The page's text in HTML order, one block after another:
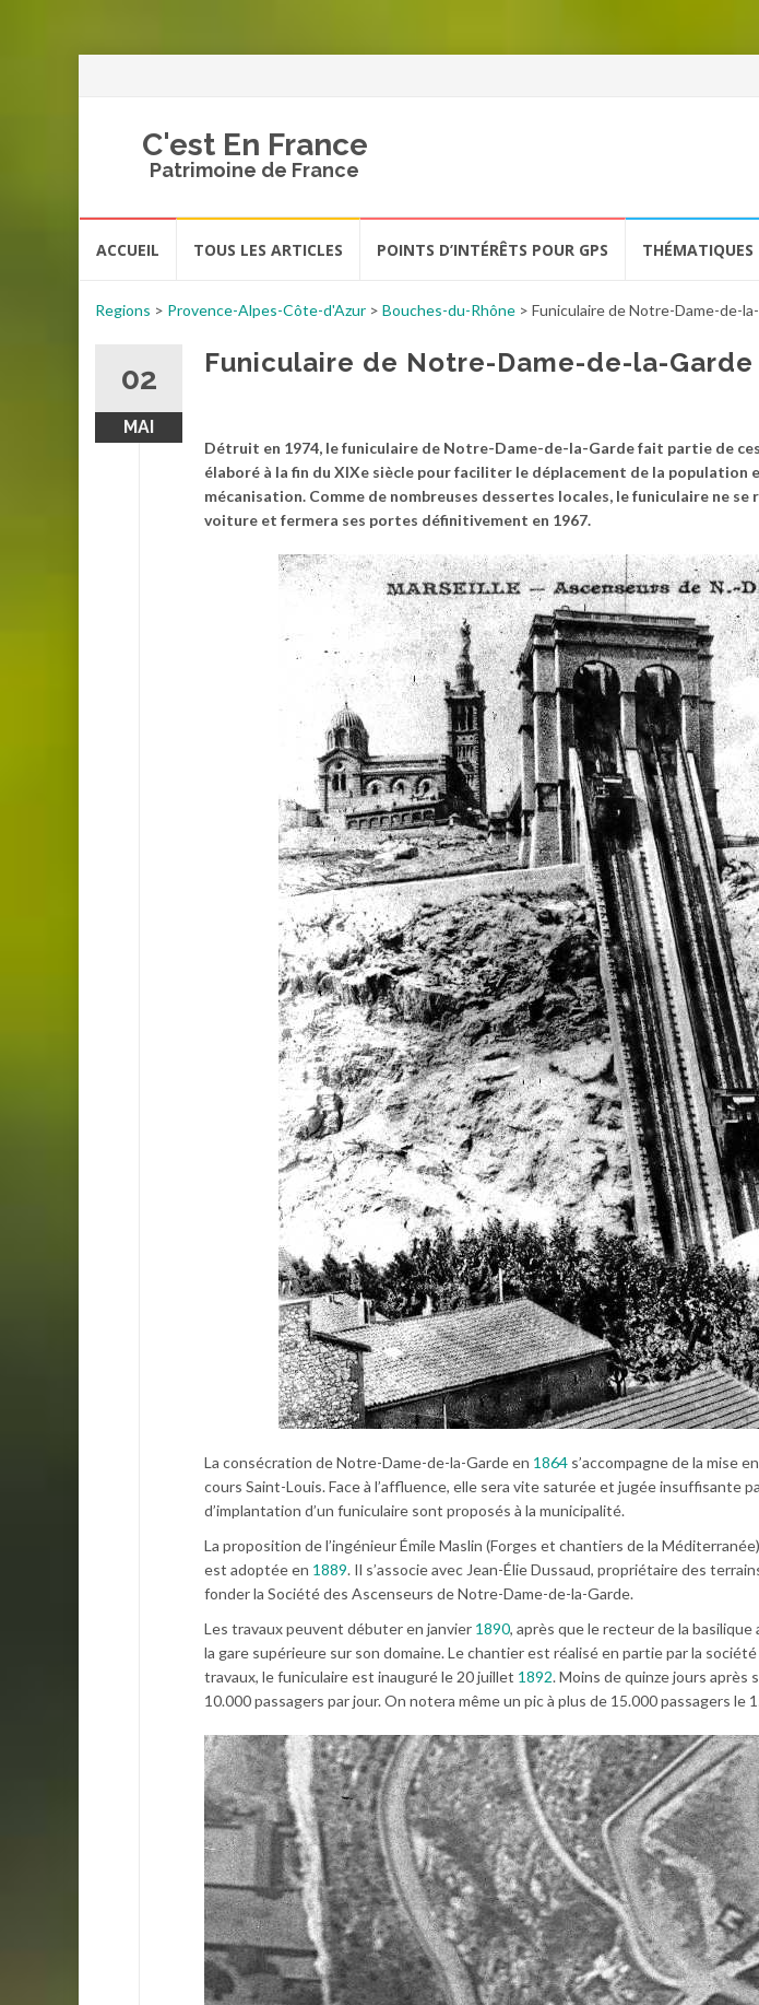
C'est En France
Patrimoine de France
ACCUEIL TOUS LES ARTICLES POINTS D’INTÉRÊTS POUR GPS THÉMATIQUES
Regions > Provence-Alpes-Côte-d'Azur > Bouches-du-Rhône > Funiculaire de Notre-Dame-de-
02
MAI
Funiculaire de Notre-Dame-de-la-Garde
Détruit en 1974, le funiculaire de Notre-Dame-de-la-Garde fait partie de
élaboré à la fin du XIXe siècle pour faciliter le déplacement de la
mécanisation. Comme de nombreuses dessertes locales, le funiculaire ne
voiture et fermera ses portes définitivement en 1967.
La consécration de Notre-Dame-de-la-Garde en 1864 s’accompagne de la mise
cours Saint-Louis. Face à l’affluence, elle sera vite saturée et jugée insuffisante
d’implantation d’un funiculaire sont proposés à la municipalité.
La proposition de l’ingénieur Émile Maslin (Forges et chantiers de la
est adoptée en 1889. Il s’associe avec Jean-Élie Dussaud, propriétaire des
fonder la Société des Ascenseurs de Notre-Dame-de-la-Garde.
Les travaux peuvent débuter en janvier 1890, après que le recteur de la
la gare supérieure sur son domaine. Le chantier est réalisé en partie par la
travaux, le funiculaire est inauguré le 20 juillet 1892. Moins de quinze jours après
10.000 passagers par jour. On notera même un pic à plus de 15.000 passagers le